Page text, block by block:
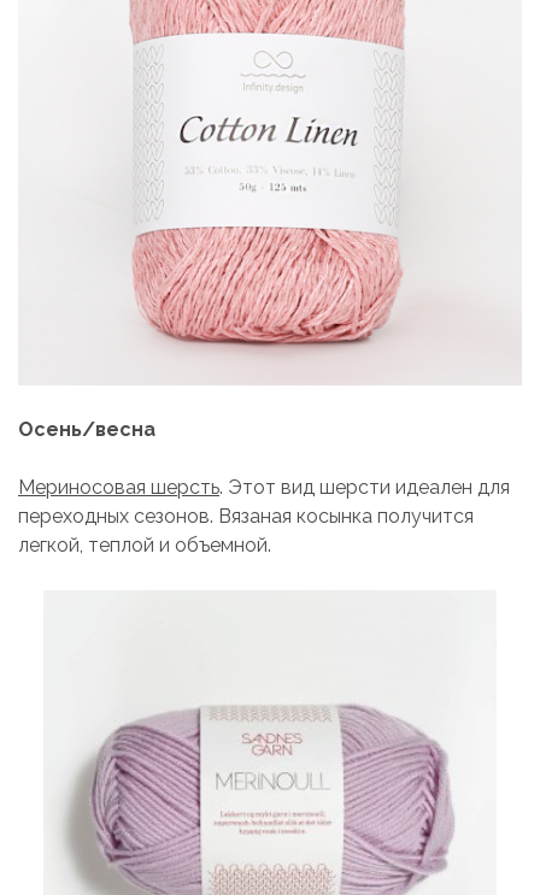
Осень/весна
Мериносовая шерсть. Этот вид шерсти идеален для
переходных сезонов. Вязаная косынка получится
легкой, теплой и объемной.